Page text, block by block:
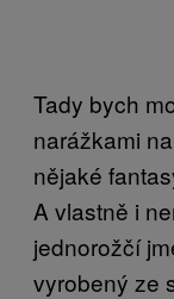
Tady bych
narážkami
nějaké
A vlastně i
jednorožčí
vyrobený ze